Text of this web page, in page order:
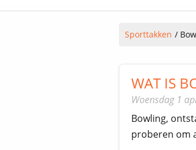
Sporttakken
WAT IS
Woensdag 1
Bowling,
proberen om